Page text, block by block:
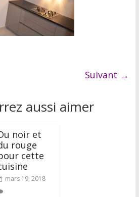
Suivant →
aussi aimer
noir et
rouge
cette
mars 19, 2018